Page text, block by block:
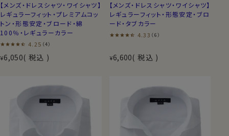
【メンズ・ドレスシャツ・ワイシャツ】
レギュラーフィット・プレミアムコッ
トン・形態安定・ブロード・綿
100％・レギュラーカラー
4.25 （4）
¥6,050 税込
【メンズ・ドレスシャツ・ワイシャツ】
レギュラーフィット・形態安定・ブロ
ード・タブカラー
4.33 （6）
¥6,600 税込